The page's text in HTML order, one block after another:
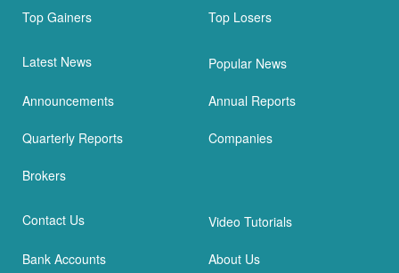
Top Gainers Top Losers
Latest News Popular News
Announcements Annual Reports
Quarterly Reports Companies
Brokers
Contact Us Video Tutorials
Bank Accounts About Us